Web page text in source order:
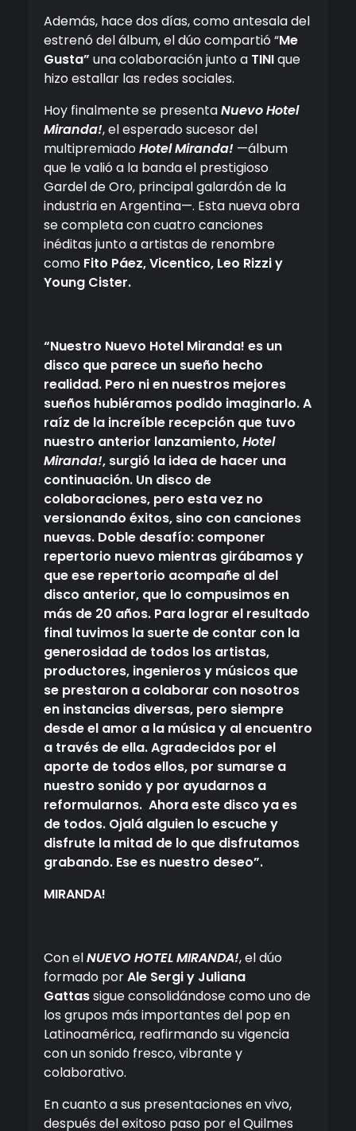
Además, hace dos días, como antesala del
estrenó del álbum, el dúo compartió “Me
Gusta” una colaboración junto a TINIque
hizo estallar las redes sociales.
Hoy finalmente se presentaNuevo Hotel
Miranda!, el esperado sucesor del
multipremiadoHotel Miranda! —álbum
que le valió a la banda el prestigioso
Gardel de Oro, principal galardón de la
industria en Argentina—. Esta nueva obra
se completa con cuatro canciones
inéditas junto a artistas de renombre
como Fito Páez, Vicentico, Leo Rizzi y
Young Cister.
“Nuestro Nuevo Hotel Miranda! es un
disco que parece un sueño hecho
realidad. Pero ni en nuestros mejores
sueños hubiéramos podido imaginarlo. A
raíz de la increíble recepción que tuvo
nuestro anterior lanzamiento,Hotel
Miranda!, surgió la idea de hacer una
continuación. Un disco de
colaboraciones, pero esta vez no
versionando éxitos, sino con canciones
nuevas. Doble desafío: componer
repertorio nuevo mientras girábamos y
que ese repertorio acompañe al del
disco anterior, que lo compusimos en
más de 20 años. Para lograr el resultado
final tuvimos la suerte de contar con la
generosidad de todos los artistas,
productores, ingenieros y músicos que
se prestaron a colaborar con nosotros
en instancias diversas, pero siempre
desde el amor a la música y al encuentro
a través de ella. Agradecidos por el
aporte de todos ellos, por sumarse a
nuestro sonido y por ayudarnos a
reformularnos. Ahora este disco ya es
de todos. Ojalá alguien lo escuche y
disfrute la mitad de lo que disfrutamos
grabando. Ese es nuestro deseo”.
MIRANDA!
Con elNUEVO HOTEL MIRANDA!, el dúo
formado porAle Sergi y Juliana
Gattassigue consolidándose como uno de
los grupos más importantes del pop en
Latinoamérica, reafirmando su vigencia
con un sonido fresco, vibrante y
colaborativo.
En cuanto a sus presentaciones en vivo,
después del exitoso paso por el Quilmes